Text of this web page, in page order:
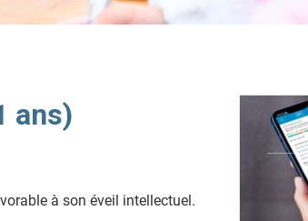
ans)
à son éveil intellectuel.